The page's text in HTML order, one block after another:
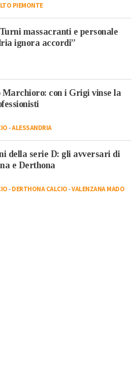
PIEMONTE
massacranti e personale
ignora accordi”
Marchioro: con i Grigi vinse la
-ALESSANDRIA
della serie D: gli avversari di
e Derthona
-DERTHONA CALCIO-VALENZANA MADO